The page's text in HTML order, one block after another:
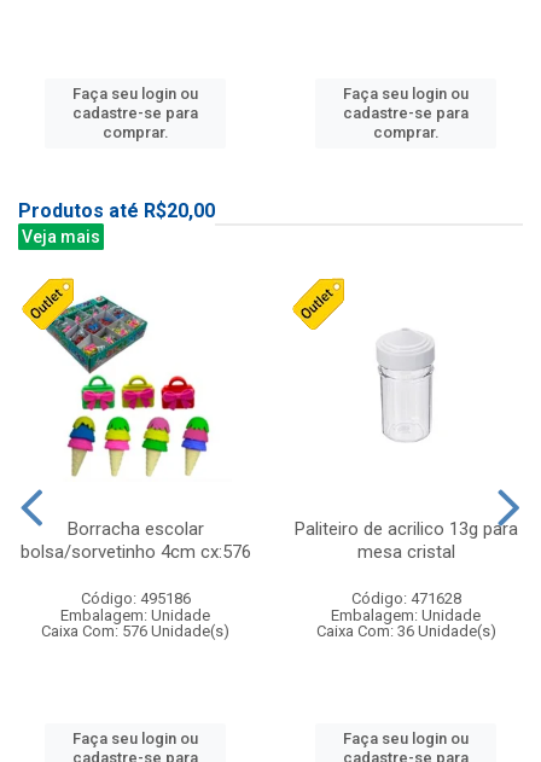
Faça seu login ou
cadastre-se para
comprar.
Faça seu login ou
cadastre-se para
comprar.
Produtos até R$20,00
Veja mais
Borracha escolar
bolsa/sorvetinho 4cm cx:576
Código: 495186
Embalagem: Unidade
Caixa Com: 576 Unidade(s)
Faça seu login ou
cadastre-se para
Paliteiro de acrilico 13g para
mesa cristal
Código: 471628
Embalagem: Unidade
Caixa Com: 36 Unidade(s)
Faça seu login ou
cadastre-se para